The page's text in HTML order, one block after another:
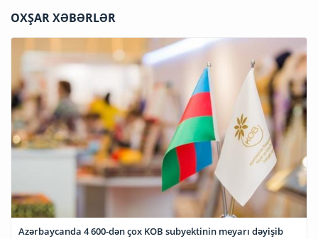
OXŞAR XƏBƏRLƏR
Azərbaycanda 4 600-dən çox KOB subyektinin meyarı dəyişib